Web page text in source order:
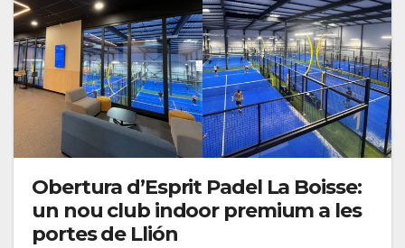
Obertura d’Esprit Padel La Boisse:
un nou club indoor premium a les
portes de Llión